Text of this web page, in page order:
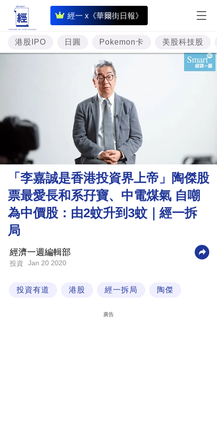
經一 x《華爾街日報》
即
時
財
經
理
財
商
業
職
港股IPO 日圓 Pokemon卡 美股科技股
「李嘉誠是香港投資界上帝」陶傑股
票最愛長和系孖寶、中電煤氣 自嘲
為中價股：由2蚊升到3蚊｜經一拆
局
經濟一週編輯部
投資 Jan 20 2020
投資有道 港股 經一拆局 陶傑
廣告